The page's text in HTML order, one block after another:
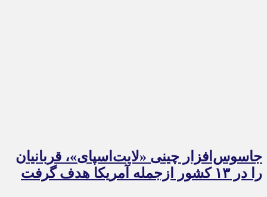
جاسوس‌افزار چینی «لایت‌اسپای»، قربانیان
را در ۱۳ کشور ازجمله آمریکا هدف گرفت